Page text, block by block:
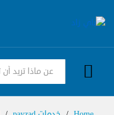
كل الفئات